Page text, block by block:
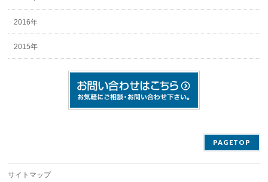
2016年
2015年
PAGETOP
サイトマップ